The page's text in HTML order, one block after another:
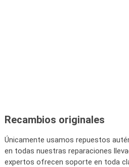
Recambios originales
Únicamente usamos repuestos
en todas nuestras reparaciones
expertos ofrecen soporte en toda